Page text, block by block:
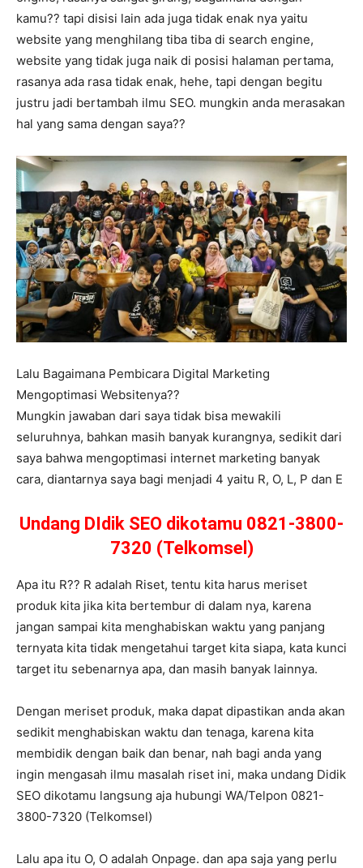
kamu?? tapi disisi lain ada juga tidak enak nya yaitu
website yang menghilang tiba tiba di search engine,
website yang tidak juga naik di posisi halaman pertama,
rasanya ada rasa tidak enak, hehe, tapi dengan begitu
justru jadi bertambah ilmu SEO. mungkin anda merasakan
hal yang sama dengan saya??
Lalu Bagaimana Pembicara Digital Marketing
Mengoptimasi Websitenya??
Mungkin jawaban dari saya tidak bisa mewakili
seluruhnya, bahkan masih banyak kurangnya, sedikit dari
saya bahwa mengoptimasi internet marketing banyak
cara, diantarnya saya bagi menjadi 4 yaitu R, O, L, P dan E
Undang DIdik SEO dikotamu 0821-3800-
7320 (Telkomsel)
Apa itu R?? R adalah Riset, tentu kita harus meriset
produk kita jika kita bertembur di dalam nya, karena
jangan sampai kita menghabiskan waktu yang panjang
ternyata kita tidak mengetahui target kita siapa, kata kunci
target itu sebenarnya apa, dan masih banyak lainnya.
Dengan meriset produk, maka dapat dipastikan anda akan
sedikit menghabiskan waktu dan tenaga, karena kita
membidik dengan baik dan benar, nah bagi anda yang
ingin mengasah ilmu masalah riset ini, maka undang Didik
SEO dikotamu langsung aja hubungi WA/Telpon 0821-
3800-7320 (Telkomsel)
Lalu apa itu O, O adalah Onpage. dan apa saja yang perlu